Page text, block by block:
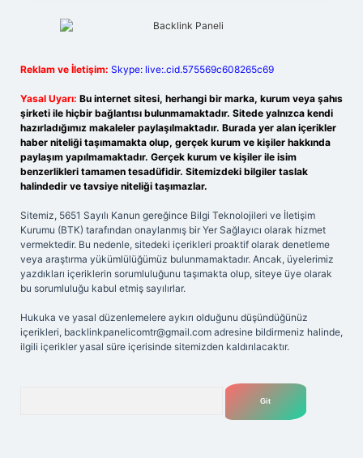
Reklam ve İletişim: Skype: live:.cid.575569c608265c69
Yasal Uyarı: Bu internet sitesi, herhangi bir marka, kurum veya şahıs
şirketi ile hiçbir bağlantısı bulunmamaktadır. Sitede yalnızca kendi
hazırladığımız makaleler paylaşılmaktadır. Burada yer alan içerikler
haber niteliği taşımamakta olup, gerçek kurum ve kişiler hakkında
paylaşım yapılmamaktadır. Gerçek kurum ve kişiler ile isim
benzerlikleri tamamen tesadüfidir. Sitemizdeki bilgiler taslak
halindedir ve tavsiye niteliği taşımazlar.
Sitemiz, 5651 Sayılı Kanun gereğince Bilgi Teknolojileri ve İletişim
Kurumu (BTK) tarafından onaylanmış bir Yer Sağlayıcı olarak hizmet
vermektedir. Bu nedenle, sitedeki içerikleri proaktif olarak denetleme
veya araştırma yükümlülüğümüz bulunmamaktadır. Ancak, üyelerimiz
yazdıkları içeriklerin sorumluluğunu taşımakta olup, siteye üye olarak
bu sorumluluğu kabul etmiş sayılırlar.
Hukuka ve yasal düzenlemelere aykırı olduğunu düşündüğünüz
içerikleri, backlinkpanelicomtr@gmail.com adresine bildirmeniz halinde,
ilgili içerikler yasal süre içerisinde sitemizden kaldırılacaktır.